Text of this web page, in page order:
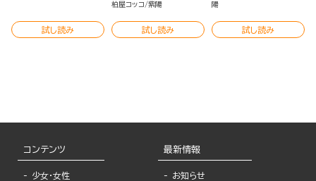
試し読み
柏屋コッコ 紫陽
試し読み
陽
試し読み
コンテンツ
少女・女性
最新情報
お知らせ